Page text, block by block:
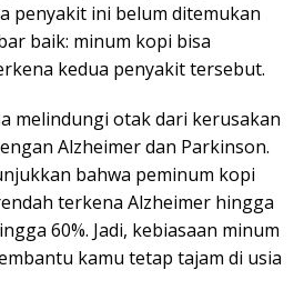
penyakit ini belum ditemukan
baik: minum kopi bisa
kedua penyakit tersebut.
melindungi otak dari kerusakan
Alzheimer dan Parkinson.
bahwa peminum kopi
terkena Alzheimer hingga
60%. Jadi, kebiasaan minum
kamu tetap tajam di usia